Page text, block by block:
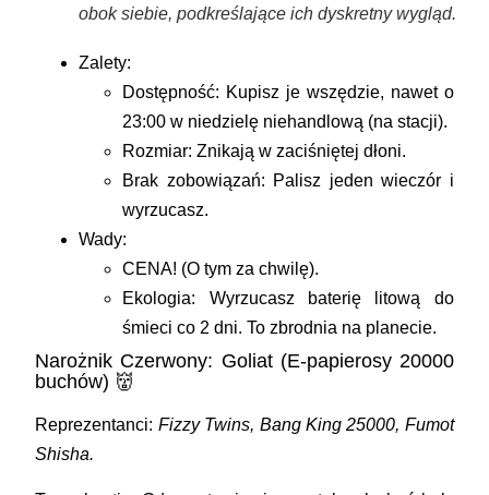
obok siebie, podkreślające ich dyskretny wygląd.
Zalety:
Dostępność: Kupisz je wszędzie, nawet o
23:00 w niedzielę niehandlową (na stacji).
Rozmiar: Znikają w zaciśniętej dłoni.
Brak zobowiązań: Palisz jeden wieczór i
wyrzucasz.
Wady:
CENA! (O tym za chwilę).
Ekologia: Wyrzucasz baterię litową do
śmieci co 2 dni. To zbrodnia na planecie.
Narożnik Czerwony: Goliat (E-papierosy 20000
buchów) 👹
Reprezentanci: Fizzy Twins, Bang King 25000, Fumot
Shisha.